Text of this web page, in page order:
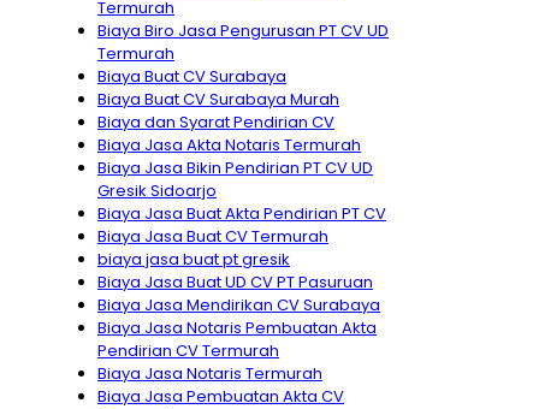
Termurah
Biaya Biro Jasa Pengurusan PT CV UD
Termurah
Biaya Buat CV Surabaya
Biaya Buat CV Surabaya Murah
Biaya dan Syarat Pendirian CV
Biaya Jasa Akta Notaris Termurah
Biaya Jasa Bikin Pendirian PT CV UD
Gresik Sidoarjo
Biaya Jasa Buat Akta Pendirian PT CV
Biaya Jasa Buat CV Termurah
biaya jasa buat pt gresik
Biaya Jasa Buat UD CV PT Pasuruan
Biaya Jasa Mendirikan CV Surabaya
Biaya Jasa Notaris Pembuatan Akta
Pendirian CV Termurah
Biaya Jasa Notaris Termurah
Biaya Jasa Pembuatan Akta CV